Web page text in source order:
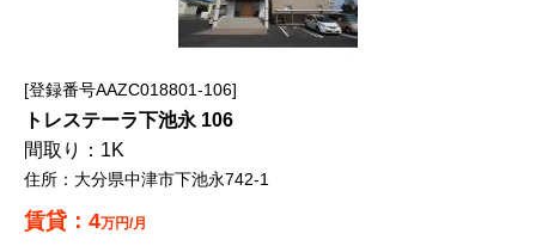
登録番号AAZC018801-106
トレステーラ下池永 106
1K
大分県中津市下池永742-1
4万円/月